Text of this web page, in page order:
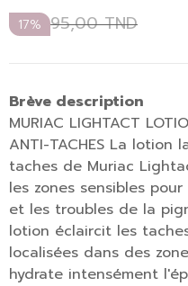
17% 95,00TND
Brève description
MURIAC LIGHTACT
ANTI-TACHES La
taches de Muriac
les zones sensibles
et les troubles de la
lotion éclaircit les
localisées dans des
hydrate intensément